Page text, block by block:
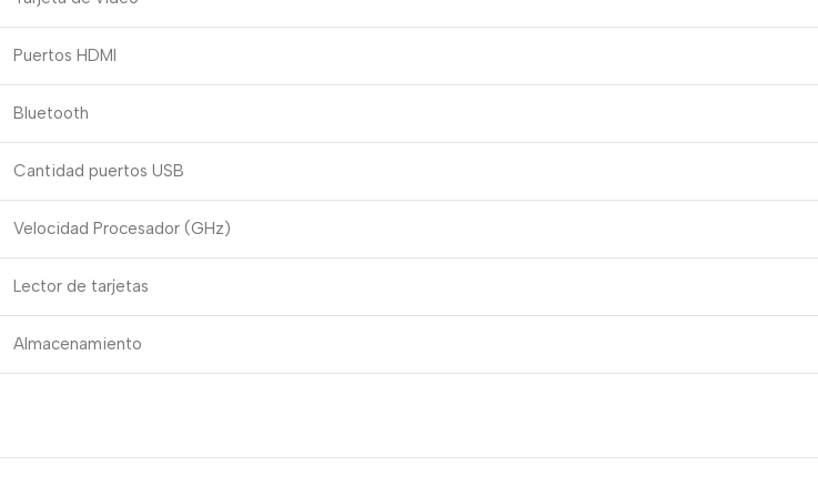
Puertos HDMI
Bluetooth
Cantidad puertos USB
Velocidad Procesador (GHz)
Lector de tarjetas
Almacenamiento